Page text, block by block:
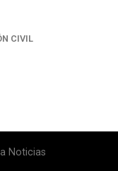
CIVIL
Noticias